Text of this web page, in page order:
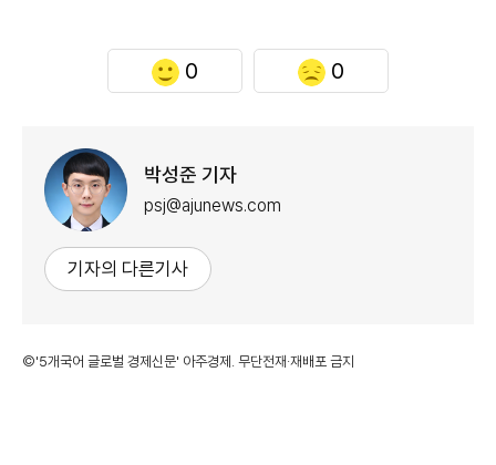
0 0
박성준 기자
psj@ajunews.com
기자의 다른기사
©'5개국어 글로벌 경제신문' 아주경제. 무단전재·재배포 금지